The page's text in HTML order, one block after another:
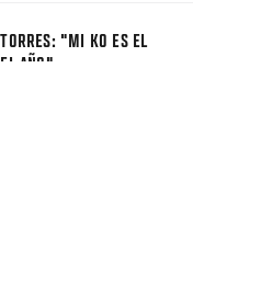
"MI KO ES EL
AÑO"